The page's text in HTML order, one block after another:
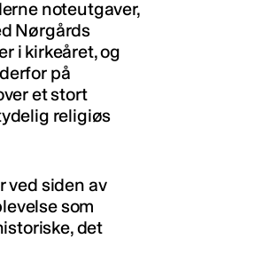
noteutgaver,
Nørgårds
i kirkeåret, og
på
et stort
religiøs
ved siden av
som
det